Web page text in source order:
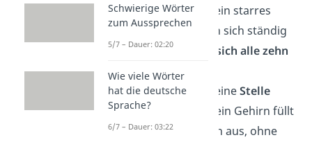
🦴 Knochen sind kein starres
Material. Sie bauen sich ständig
um underneuern sich alle zehn
Jahrevollständig.
👁️ Jedes Auge hat eineStelle
ohne Sehzellen
. Dein Gehirn füllt
diese Lücke einfach aus, ohne
Schwierige Wörter
zum Aussprechen
5/7 – Dauer: 02:20
Wie viele Wörter
hat die deutsche
Sprache?
6/7 – Dauer: 03:22